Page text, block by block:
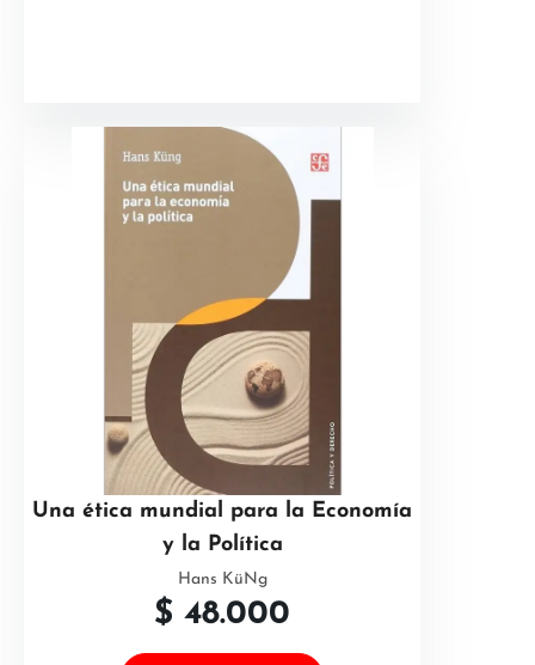
Una ética mundial para la Economía
y la Política
Hans KüNg
$ 48.000